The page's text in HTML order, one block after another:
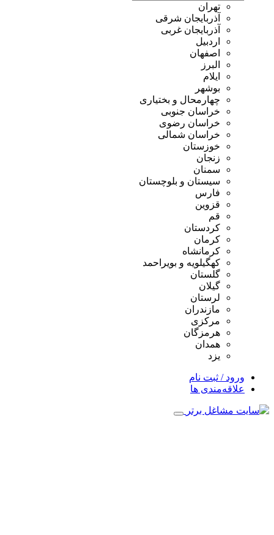
تهران
آذربایجان شرقی
آذربایجان غربی
اردبیل
اصفهان
البرز
ایلام
بوشهر
چهارمحال و بختیاری
خراسان جنوبی
خراسان رضوی
خراسان شمالی
خوزستان
زنجان
سمنان
سیستان و بلوچستان
فارس
قزوین
قم
کردستان
کرمان
کرمانشاه
کهگیلویه و بویراحمد
گلستان
گیلان
لرستان
مازندران
مرکزی
هرمزگان
همدان
یزد
ورود / ثبت نام
علاقه‌مندی ها